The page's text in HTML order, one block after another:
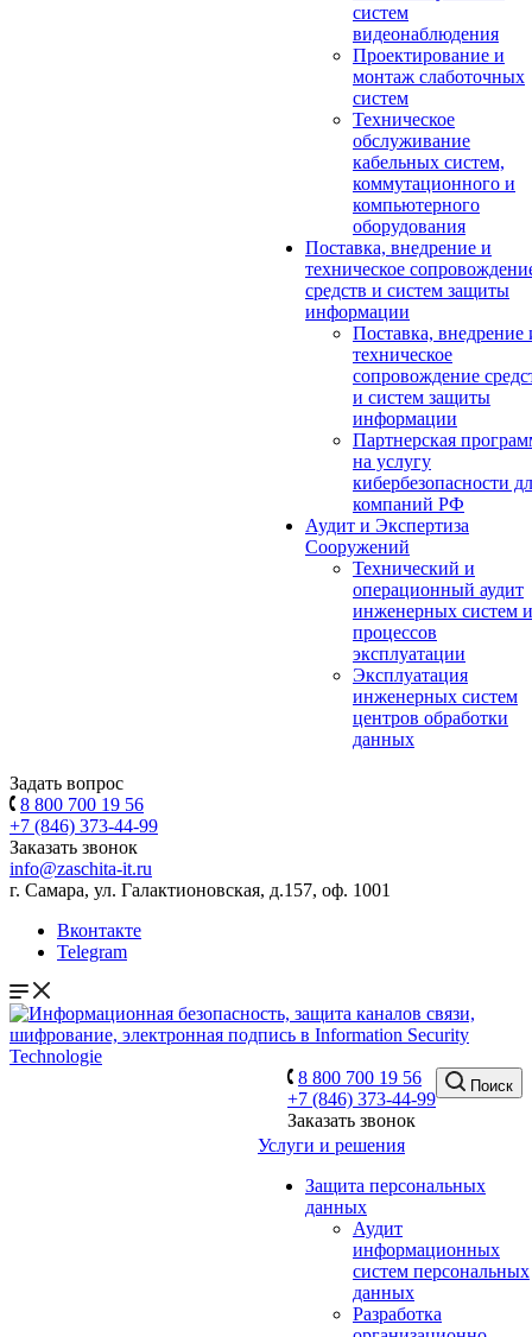
систем
видеонаблюдения
Проектирование и
монтаж слаботочных
систем
Техническое
обслуживание
кабельных систем,
коммутационного и
компьютерного
оборудования
Поставка, внедрение и
техническое
средств и систем защиты
информации
Поставка, внедрение
техническое
сопровождение
и систем защиты
информации
Партнерская
на услугу
кибербезопасности
компаний РФ
Аудит и Экспертиза
Сооружений
Технический и
операционный аудит
инженерных систем и
процессов
эксплуатации
Эксплуатация
инженерных систем
центров обработки
данных
Задать вопрос
8 800 700 19 56
+7 (846) 373-44-99
Заказать звонок
info@zaschita-it.ru
г. Самара, ул. Галактионовская, д.157, оф. 1001
Вконтакте
Telegram
8 800 700 19 56
+7 (846) 373-44-99
Заказать звонок
Поиск
Услуги и решения
Защита персональных
данных
Аудит
информационных
систем персональных
данных
Разработка